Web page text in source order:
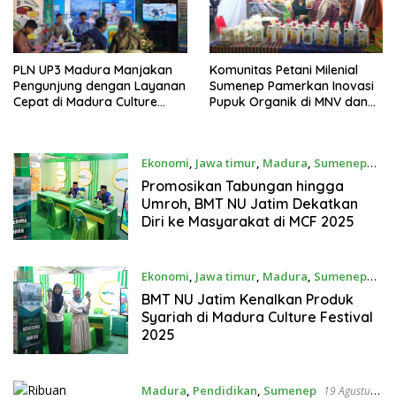
PLN UP3 Madura Manjakan
Pengunjung dengan Layanan
Cepat di Madura Culture
Komunitas Petani Milenial
Sumenep Pamerkan Inovasi
Pupuk Organik di MNV dan
Ekonomi, Jawa timur, Madura, Sumenep
31 Agustus 2025
Promosikan Tabungan hingga
Umroh, BMT NU Jatim Dekatkan
Diri ke Masyarakat di MCF 2025
Ekonomi, Jawa timur, Madura, Sumenep
30 Agustus 2025
BMT NU Jatim Kenalkan Produk
Syariah di Madura Culture Festival
2025
Madura Pendidikan Sumenep
19 Agustus